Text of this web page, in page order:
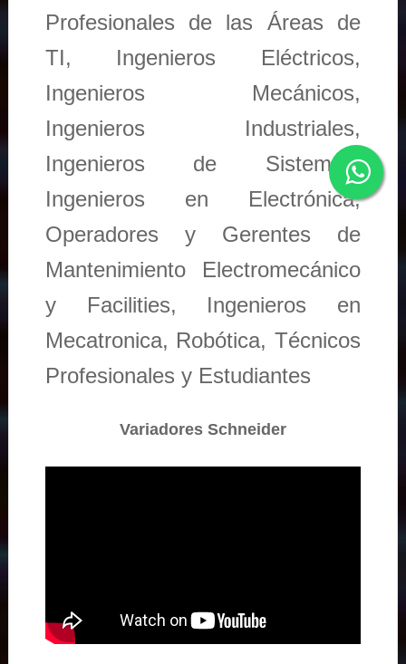
Profesionales de las Áreas de
TI, Ingenieros Eléctricos,
Ingenieros Mecánicos,
Ingenieros Industriales,
Ingenieros de Sistemas,
Ingenieros en Electrónica,
Operadores y Gerentes de
Mantenimiento Electromecánico
y Facilities, Ingenieros en
Mecatronica, Robótica, Técnicos
Profesionales y Estudiantes
Variadores Schneider